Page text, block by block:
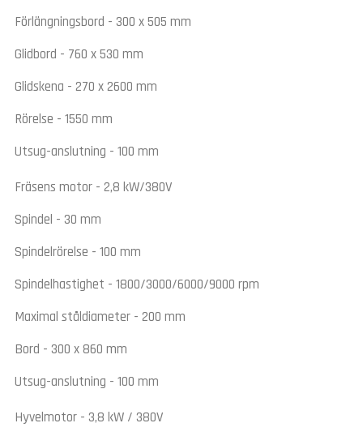
Förlängningsbord - 300 x 505 mm
Glidbord - 760 x 530 mm
Glidskena - 270 x 2600 mm
Rörelse - 1550 mm
Utsug-anslutning - 100 mm
Fräsens motor - 2,8 kW/380V
Spindel - 30 mm
Spindelrörelse - 100 mm
Spindelhastighet - 1800/3000/6000/9000 rpm
Maximal ståldiameter - 200 mm
Bord - 300 x 860 mm
Utsug-anslutning - 100 mm
Hyvelmotor - 3,8 kW / 380V